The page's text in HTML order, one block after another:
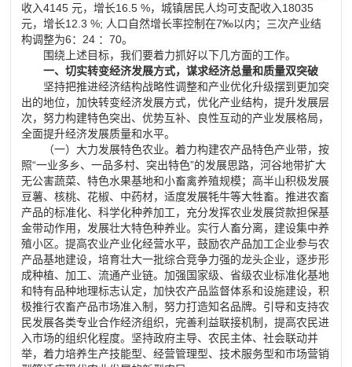
收入4145 元，增长16.5 %，城镇居民人均可支配收入18035
元，增长12.3 %; 人口自然增长率控制在7‰以内；三次产业结
构调整为6：24 ：70。
围绕上述目标，我们要着力抓好以下几方面的工作。
一、切实转变经济发展方式，谋求经济总量和质量双突破
坚持把推进经济结构战略性调整和产业优化升级摆到更加突
出的地位，加快转变经济发展方式，优化产业结构，提升发展层
次，努力构建特色突出、优势互补、良性互动的产业发展格局，
全面提升经济发展质量和水平。
（一）大力发展特色农业。着力构建农产品特色产业带，按
照“一业多乡、一品多村、突出特色”的发展思路，河谷地带扩大
无公害蔬菜、特色水果基地和小畜禽养殖规模；高半山积极发展
豆薯、核桃、花椒、中药材，适度发展牦牛等大牲畜。推进农畜
产品的标准化、科学化种养加工，充分发挥农业发展贷款担保基
金带动作用，发展壮大特色种养业。实行人畜分离，建设集中养
殖小区。提高农业产业化经营水平，鼓励农产品加工企业参与农
产品基地建设，培育壮大一批综合竞争力强的龙头企业，逐步形
成种植、加工、流通产业链。加强国家级、省级农业标准化基地
和特有品种地理标志认定，加快农产品监督体系和设施建设，积
极推行农畜产品市场准入制，努力打造知名品牌。引导和支持农
民发展各类专业合作经济组织，完善利益联接机制，提高农民进
入市场的组织化程度。坚持政府主导、农民主体、社会联动并
举，着力培养生产技能型、经营管理型、技术服务型和市场营销